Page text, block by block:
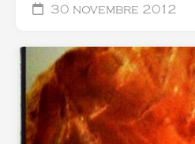
30 novembre 2012